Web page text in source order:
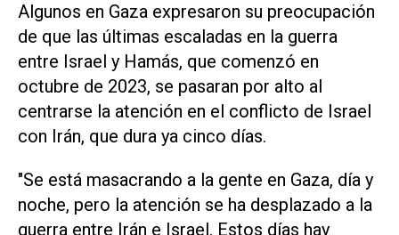
Algunos en Gaza expresaron su preocupación
de que las últimas escaladas en la guerra
entre Israel y Hamás, que comenzó en
octubre de 2023, se pasaran por alto al
centrarse la atención en el conflicto de Israel
con Irán, que dura ya cinco días.
"Se está masacrando a la gente en Gaza, día y
noche, pero la atención se ha desplazado a la
guerra entre Irán e Israel. Estos días hay